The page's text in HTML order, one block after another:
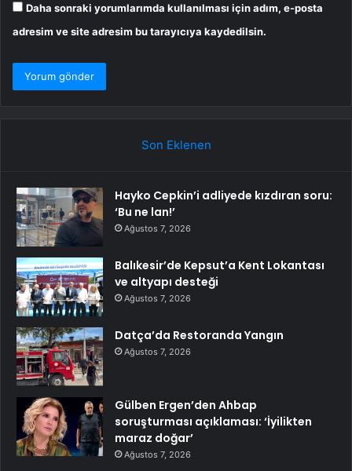
Daha sonraki yorumlarımda kullanılması için adım, e-posta
adresim ve site adresim bu tarayıcıya kaydedilsin.
Son Eklenen
Hayko Cepkin’i adliyede kızdıran soru:
‘Bu ne lan!’
Ağustos 7, 2026
Balıkesir’de Kepsut’a Kent Lokantası
ve altyapı desteği
Ağustos 7, 2026
Datça’da Restoranda Yangın
Ağustos 7, 2026
Gülben Ergen’den Ahbap
soruşturması açıklaması: ‘İyilikten
maraz doğar’
Ağustos 7, 2026